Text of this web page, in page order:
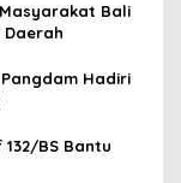
Bali
Hadiri
BS Bantu